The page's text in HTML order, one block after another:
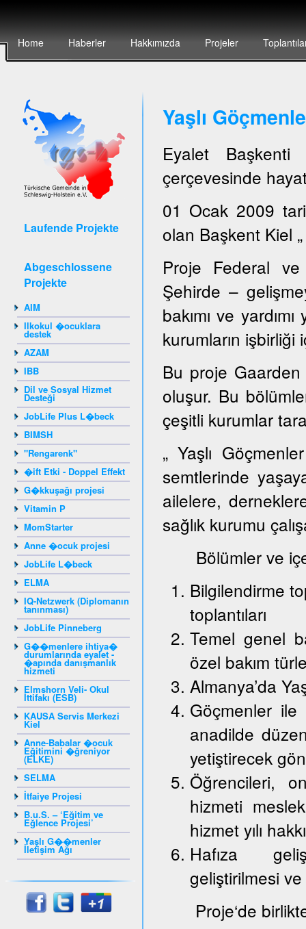
Home Haberler Hakkımızda Projeler
Laufende Projekte
Abgeschlossene
Projekte
AIM
Ilkokul �ocuklara
destek
AZAM
IBB
Dil ve Sosyal Hizmet
Desteği
JobLife Plus L�beck
BIMSH
"Rengarenk"
�ift Etki - Doppel Effekt
G�kkuşağı projesi
Vitamin P
MomStarter
Anne �ocuk projesi
JobLife L�beck
ELMA
IQ-Netzwerk (Diplomanın
tanınması)
JobLife Pinneberg
G��menlere ihtiya�
durumlarında eyalet -
�apında danışmanlık
hizmeti
Elmshorn Veli- Okul
İttifakı (ESB)
KAUSA Servis Merkezi
Kiel
Anne-Babalar �ocuk
Eğitimini �ğreniyor
(ELKE)
SELMA
İtfaiye Projesi
B.u.S. – ‘Eğitim ve
Eğlence Projesi’
Yaşlı G��menler
İletişim Ağı
Yaşlı
Eyalet
çerçevesinde
01 Ocak 2009
olan Başkent Kiel
Proje Federal ve
Şehirde –
bakımı ve
kurumların işbirliği
Bu proje
oluşur. Bu
çeşitli kurumlar
„ Yaşlı
semtlerinde
ailelere,
sağlık kurumu
Bölümler ve
Bilgilendirme
toplantıları
Temel genel
özel bakım
Almanya’da
Göçmenler
anadilde
yetiştirecek
Öğrencileri,
hizmeti
hizmet yılı
Hafıza
geliştirilmesi ve
Proje‘de